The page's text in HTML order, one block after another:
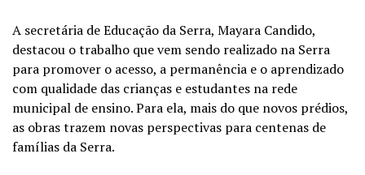
A secretária de Educação da Serra, Mayara Candido,
destacou o trabalho que vem sendo realizado na Serra
para promover o acesso, a permanência e o aprendizado
com qualidade das crianças e estudantes na rede
municipal de ensino. Para ela, mais do que novos prédios,
as obras trazem novas perspectivas para centenas de
famílias da Serra.